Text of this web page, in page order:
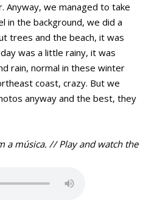
Anyway, we managed to take
in the background, we did a
trees and the beach, it was
was a little rainy, it was
rain, normal in these winter
coast, crazy. But we
anyway and the best, they
a música. // Play and watch the